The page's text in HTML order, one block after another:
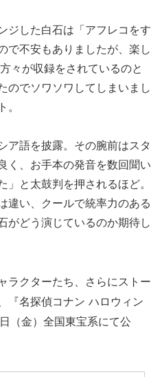
ジした白石は「アフレコをす
で不安もありましたが、楽し
々が収録をされているのと
のでソワソワしてしまいまし
。
ア語を披露。その腕前はスタ
く、お手本の発音を数回聞い
」と太鼓判を押されるほど。
違い、クールで統率力のある
がどう演じているのか期待し
ラクターたち、さらにストー
『名探偵コナン ハロウィン
（金）全国東宝系にて公